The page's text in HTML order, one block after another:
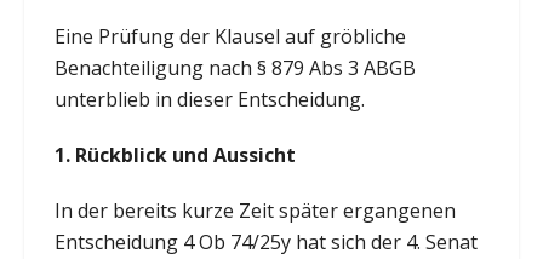
Eine Prüfung der Klausel auf gröbliche
Benachteiligung nach § 879 Abs 3 ABGB
unterblieb in dieser Entscheidung.
1. Rückblick und Aussicht
In der bereits kurze Zeit später ergangenen
Entscheidung 4 Ob 74/25y hat sich der 4. Senat